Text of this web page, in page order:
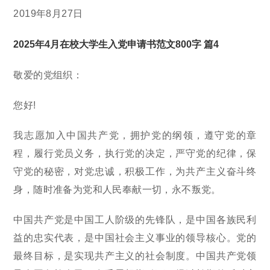
2019年8月27日
2025年4月在校大学生入党申请书范文800字 篇4
敬爱的党组织：
您好!
我志愿加入中国共产党，拥护党的纲领，遵守党的章
程，履行党员义务，执行党的决定，严守党的纪律，保
守党的秘密，对党忠诚，积极工作，为共产主义奋斗终
身，随时准备为党和人民奉献一切，永不叛党。
中国共产党是中国工人阶级的先锋队，是中国各族民利
益的忠实代表，是中国社会主义事业的领导核心。党的
最终目标，是实现共产主义的社会制度。中国共产党领